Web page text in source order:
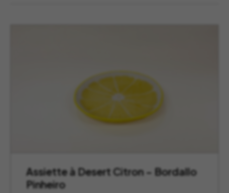
Assiette à Desert Citron – Bordallo
Pinheiro